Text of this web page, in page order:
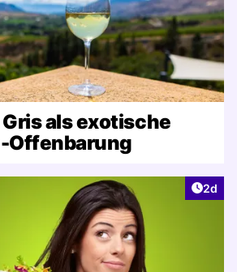
als exotische
Offenbarung
2d